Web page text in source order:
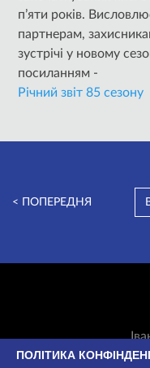
п’яти років.
партнерам,
зустрічі у новому
посиланням -
Річний звіт 85 сезону
< ПОПЕРЕДНЯ
ПОЛІТИКА